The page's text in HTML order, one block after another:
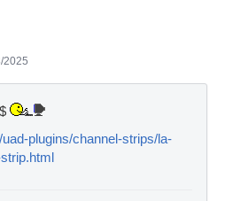
2025
plugins/channel-strips/la-